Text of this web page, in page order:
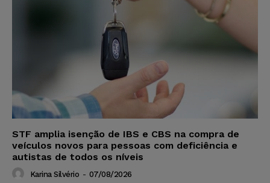
STF amplia isenção de IBS e CBS na compra de
veículos novos para pessoas com deficiência e
autistas de todos os níveis
Karina Silvério - 07/08/2026